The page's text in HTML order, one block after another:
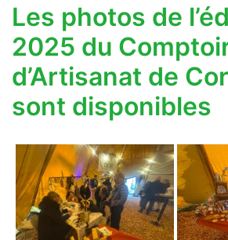
Les photos de
2025 du
d’Artisanat de
sont disponibles